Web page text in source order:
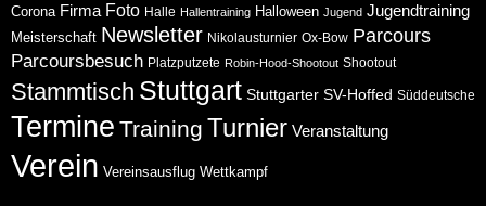
Corona Firma Foto Halle Hallentraining Halloween Jugend Jugendtraining
Meisterschaft Newsletter Nikolausturnier Ox-Bow Parcours
Parcoursbesuch Platzputzete Robin-Hood-Shootout Shootout
Stammtisch Stuttgart Stuttgarter SV-Hoffed Süddeutsche
Termine Training Turnier Veranstaltung
Verein Vereinsausflug Wettkampf